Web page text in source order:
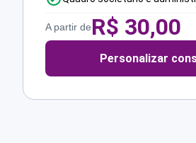
A partir deR$ 30,00
Personalizar